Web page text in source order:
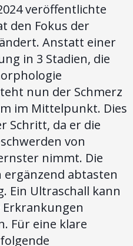
veröffentlichte
den Fokus der
Anstatt einer
in 3 Stadien, die
nun der Schmerz
im Mittelpunkt. Dies
Schritt, da er die
von
nimmt. Die
ergänzend abtasten
Ein Ultraschall kann
Für eine klare